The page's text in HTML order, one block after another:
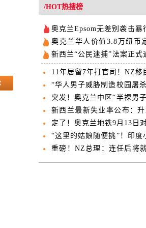
欢迎
/HOT热搜榜
奥克兰Epsom无差别袭击暴
14项罪名
奥克兰华人价值3.8万纽币
交失窃 失主公开求助
新西兰“公民逮捕”法案正式
得“现场抓人”权
11年居留7年打官司！NZ移
度男子必须离境
“华人男子威胁制造校园屠
告母亲当庭翻供
突发！奥克兰中区“半裸男
子！劫车撞向路人！5人受
危急！
新西兰最新失业率公布：
逊于市场预期
定了！奥克兰地铁9月13日
“这里的姑娘随便挑”！印度
亲角说，“我是印度高种姓”
重磅！NZ总理：连任后将
长国会任期举行公投